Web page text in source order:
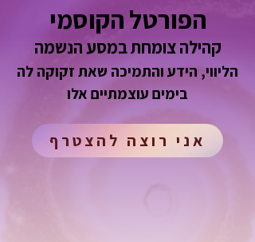
הפורטל הקוסמי
קהילה צומחת במסע הנשמה
הליווי, הידע והתמיכה שאת זקוקה לה
בימים עוצמתיים אלו
אני רוצה להצטרף